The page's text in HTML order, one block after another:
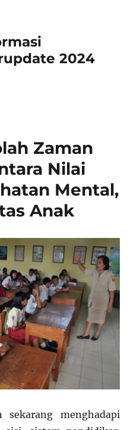
2024
Zaman
Nilai
Mental,
Anak
sekarang menghadapi